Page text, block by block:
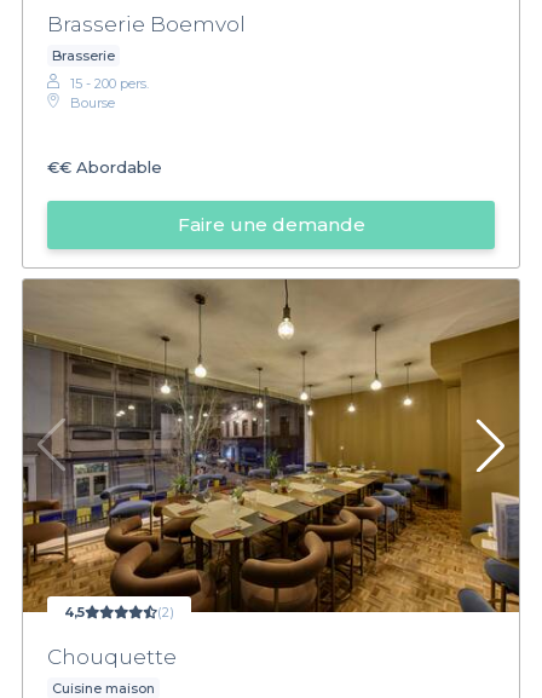
Brasserie Boemvol
Brasserie
15 - 200 pers.
Bourse
€€ Abordable
Faire une demande
4,5 (2)
Chouquette
Cuisine maison